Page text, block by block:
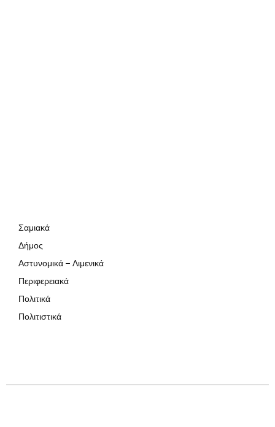
Σαμιακά
Δήμος
Αστυνομικά – Λιμενικά
Περιφερειακά
Πολιτικά
Πολιτιστικά